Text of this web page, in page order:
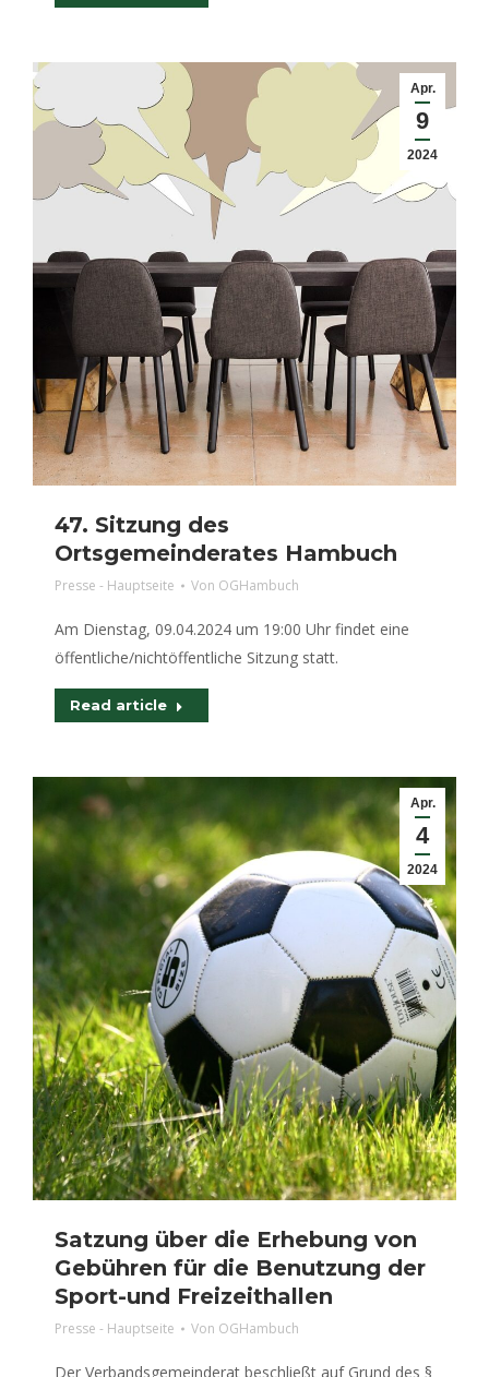
Apr.
9
2024
47. Sitzung des
Ortsgemeinderates Hambuch
Presse - Hauptseite Von OGHambuch
Am Dienstag, 09.04.2024 um 19:00 Uhr findet eine
öffentliche/nichtöffentliche Sitzung statt.
Read article
Apr.
4
2024
Satzung über die Erhebung von
Gebühren für die Benutzung der
Sport-und Freizeithallen
Presse - Hauptseite Von OGHambuch
Der Verbandsgemeinderat beschließt auf Grund des §